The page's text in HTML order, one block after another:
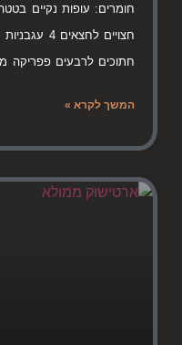
חתוכים לרבעים פפריקה
המשך לקרא »